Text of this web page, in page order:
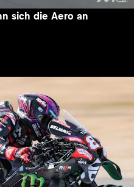
sich die Aero an